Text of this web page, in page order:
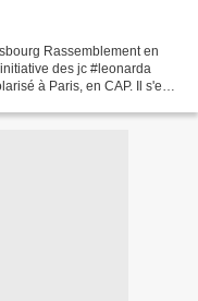
Rassemblement en
des jc #leonarda
à Paris, en CAP. Il s'est